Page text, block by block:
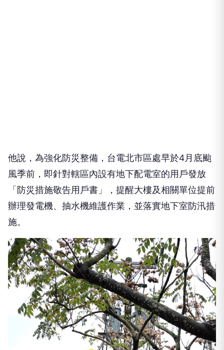
他說，為強化防災整備，台電北市區處早於4月底颱
風季前，即針對轄區內設有地下配電室的用戶發放
「防災措施敬告用戶書」，提醒大樓及相關單位提前
辦理發電機、抽水機維護作業，並落實地下室防汛措
施。